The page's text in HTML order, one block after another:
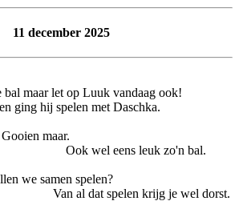
11 december 2025
bal maar let op Luuk vandaag ook!
ging hij spelen met Daschka.
maar.
leuk zo'n bal.
samen spelen?
krijg je wel dorst.